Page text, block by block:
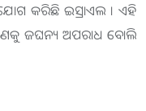
କରିଛି ଇସ୍ରାଏଲ । ଏହି
ଜଘନ୍ୟ ଅପରାଧ ବୋଲି